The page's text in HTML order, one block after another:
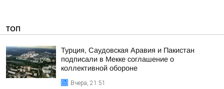
ТОП
Турция, Саудовская Аравия и Пакистан
подписали в Мекке соглашение о
коллективной обороне
Вчера, 21:51